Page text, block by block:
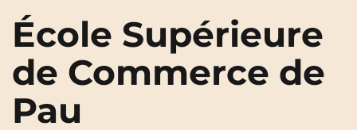
Annemasse Archamps
Aulnoy-Lez-Valenciennes
Bezons
Qui sommes-nous ?
Blog
École Supérieure
de Commerce de
Pau